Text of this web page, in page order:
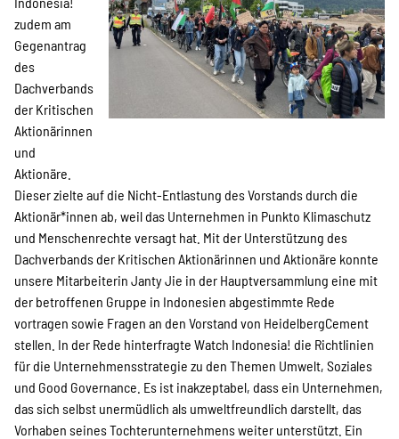
zudem am
Gegenantrag
des
Dachverbands
der Kritischen
Aktionärinnen
und
Aktionäre.
Dieser zielte auf die Nicht-Entlastung des Vorstands durch die
Aktionär*innen ab, weil das Unternehmen in Punkto Klimaschutz
und Menschenrechte versagt hat. Mit der Unterstützung des
Dachverbands der Kritischen Aktionärinnen und Aktionäre konnte
unsere Mitarbeiterin Janty Jie in der Hauptversammlung eine mit
der betroffenen Gruppe in Indonesien abgestimmte Rede
vortragen sowie Fragen an den Vorstand von HeidelbergCement
stellen. In der Rede hinterfragte Watch Indonesia! die Richtlinien
für die Unternehmensstrategie zu den Themen Umwelt, Soziales
und Good Governance. Es ist inakzeptabel, dass ein Unternehmen,
das sich selbst unermüdlich als umweltfreundlich darstellt, das
Vorhaben seines Tochterunternehmens weiter unterstützt. Ein